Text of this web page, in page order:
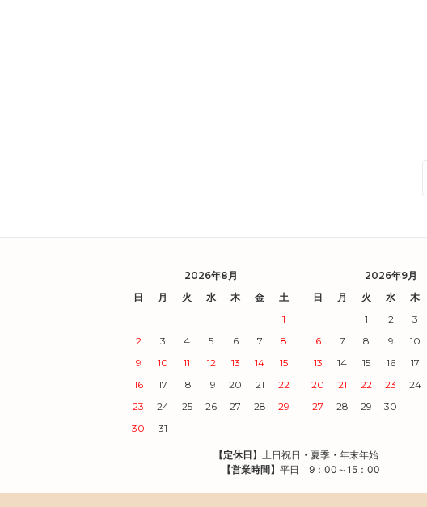
2026年8月
日
月 火 水 木 金
土
1
2
3 4 5 6 7
8
9
10 11 12 13 14
15
16
17 18 19 20 21
22
23
24 25 26 27 28
29
30
31
2026年9月
日
月 火 水 木
1
2 3
6
7 8 9 10
13
14 15 16 17
20
21 22 23 24
27
28 29 30
【定休日】 土日祝日・夏季・年末年始
【営業時間】 平日 9：00～15：00